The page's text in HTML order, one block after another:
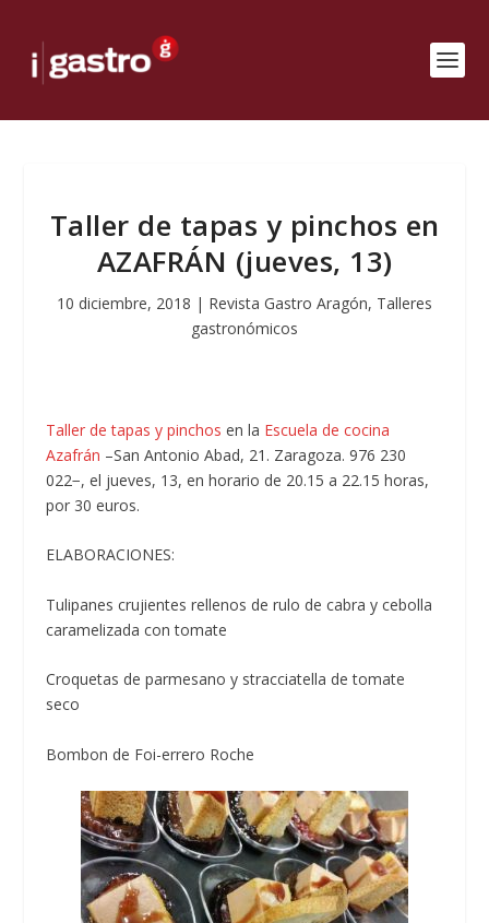
Taller de tapas y pinchos en
AZAFRÁN (jueves, 13)
10 diciembre, 2018 | Revista Gastro Aragón, Talleres
gastronómicos
Taller de tapas y pinchos en la Escuela de cocina
Azafrán –San Antonio Abad, 21. Zaragoza. 976 230
022−, el jueves, 13, en horario de 20.15 a 22.15 horas,
por 30 euros.
ELABORACIONES:
Tulipanes crujientes rellenos de rulo de cabra y cebolla
caramelizada con tomate
Croquetas de parmesano y stracciatella de tomate
seco
Bombon de Foi-errero Roche